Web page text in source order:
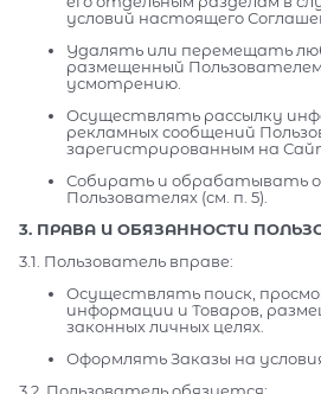
условий настоящего
Удалять или перемещать
размещенный
усмотрению.
Осуществлять рассылку
рекламных сообщений
зарегистрированным на
Собирать и обрабатывать
Пользователях (см. п. 5).
3. ПРАВА И ОБЯЗАННОСТИ
3.1. Пользователь вправе:
Осуществлять поиск,
информации и Товаров,
законных личных целях.
Оформлять Заказы на